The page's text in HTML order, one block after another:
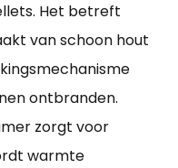
Het betreft
van schoon hout
ontbranden.
zorgt voor
warmte